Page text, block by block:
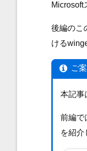
Microsoft
後編のこ
ける
ご
本記事
前編で
を紹介